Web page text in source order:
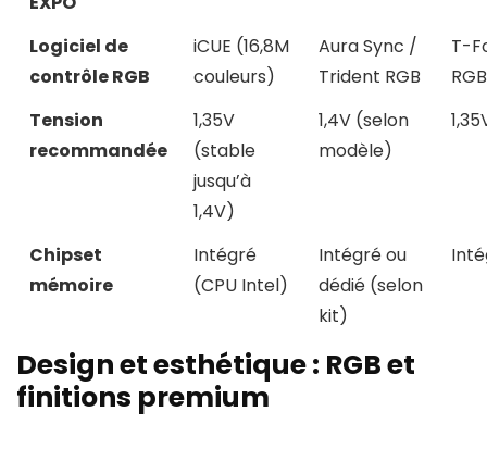
Logiciel de
contrôle RGB
iCUE (16,8M
couleurs)
Aura Sync /
Trident RGB
T-
RGB
Tension
recommandée
1,35V
(stable
jusqu’à
1,4V)
1,4V (selon
modèle)
Chipset
mémoire
Intégré
(CPU Intel)
Intégré ou
dédié (selon
kit)
Design et esthétique : RGB et
finitions premium